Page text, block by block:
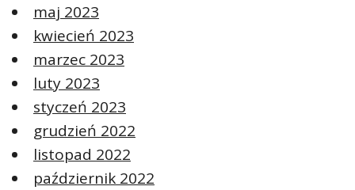
maj 2023
kwiecień 2023
marzec 2023
luty 2023
styczeń 2023
grudzień 2022
listopad 2022
październik 2022